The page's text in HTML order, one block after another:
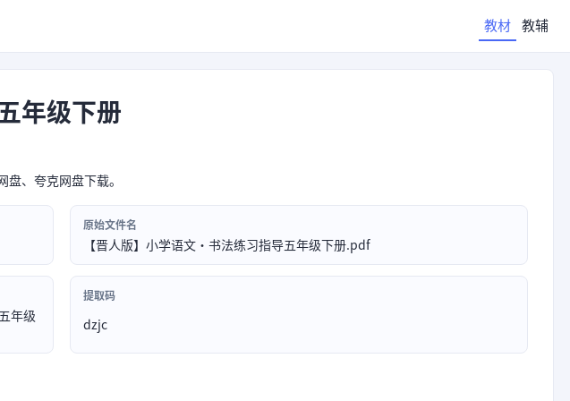
教材 教辅
年级下册
、夸克网盘下载。
原始文件名
【晋人版】小学语文·书法练习指导五年级下册.pdf
年级
提取码
dzjc